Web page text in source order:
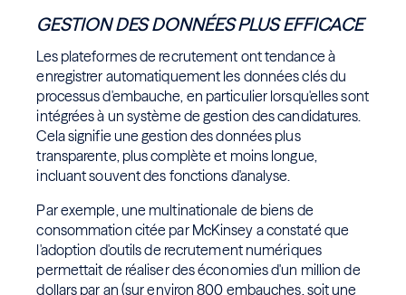
GESTION DES DONNÉES PLUS EFFICACE
Les plateformes de recrutement ont tendance à
enregistrer automatiquement les données clés du
processus d'embauche, en particulier lorsqu'elles sont
intégrées à un système de gestion des candidatures.
Cela signifie une gestion des données plus
transparente, plus complète et moins longue,
incluant souvent des fonctions d'analyse.
Par exemple, une multinationale de biens de
consommation citée par McKinsey a constaté que
l'adoption d'outils de recrutement numériques
permettait de réaliser des économies d'un million de
dollars par an (sur environ 800 embauches, soit une